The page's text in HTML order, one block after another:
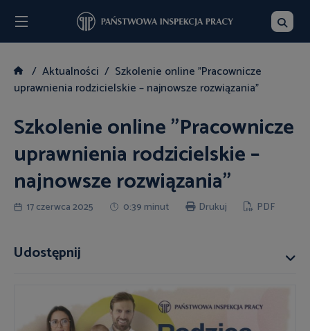
Aktualności
Szkolenie online "Pracownicze
uprawnienia rodzicielskie – najnowsze rozwiązania"
Szkolenie online "Pracownicze
uprawnienia rodzicielskie –
najnowsze rozwiązania"
17 czerwca 2025 0:39 minut Drukuj PDF
Udostępnij
Szukaj